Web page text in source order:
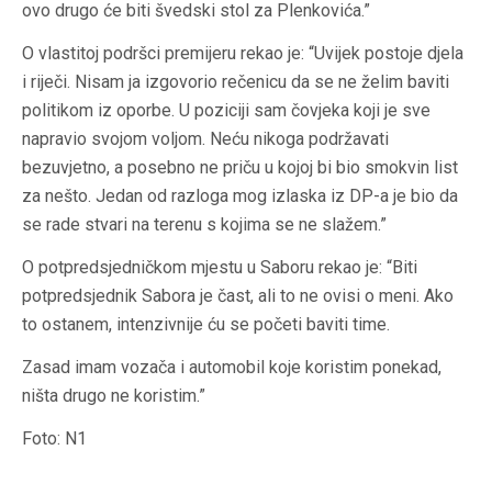
ovo drugo će biti švedski stol za Plenkovića.”
O vlastitoj podršci premijeru rekao je: “Uvijek postoje djela
i riječi. Nisam ja izgovorio rečenicu da se ne želim baviti
politikom iz oporbe. U poziciji sam čovjeka koji je sve
napravio svojom voljom. Neću nikoga podržavati
bezuvjetno, a posebno ne priču u kojoj bi bio smokvin list
za nešto. Jedan od razloga mog izlaska iz DP-a je bio da
se rade stvari na terenu s kojima se ne slažem.”
O potpredsjedničkom mjestu u Saboru rekao je: “Biti
potpredsjednik Sabora je čast, ali to ne ovisi o meni. Ako
to ostanem, intenzivnije ću se početi baviti time.
Zasad imam vozača i automobil koje koristim ponekad,
ništa drugo ne koristim.”
Foto: N1